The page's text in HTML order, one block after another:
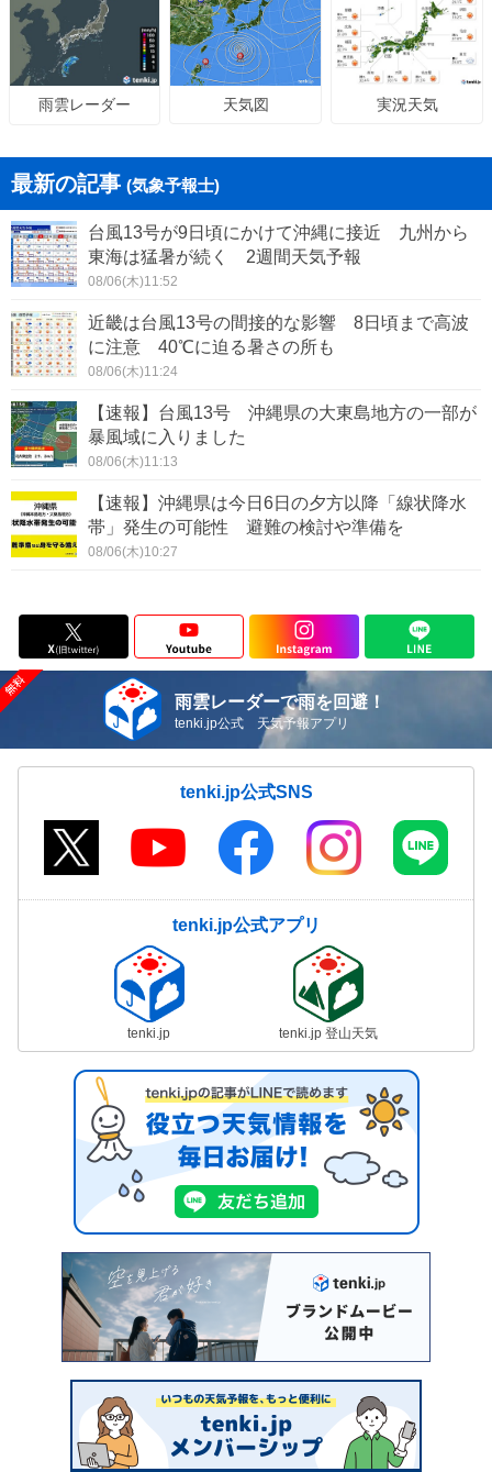
雨雲レーダー 天気図 実況天気
最新の記事 (気象予報士)
台風13号が9日頃にかけて沖縄に接近 九州から
東海は猛暑が続く 2週間天気予報
08/06(木)11:52
近畿は台風13号の間接的な影響 8日頃まで高波
に注意 40℃に迫る暑さの所も
08/06(木)11:24
【速報】台風13号 沖縄県の大東島地方の一部が
暴風域に入りました
08/06(木)11:13
【速報】沖縄県は今日6日の夕方以降「線状降水
帯」発生の可能性 避難の検討や準備を
08/06(木)10:27
雨雲レーダーで雨を回避！
tenki.jp公式 天気予報アプリ
tenki.jp公式SNS
tenki.jp公式アプリ
tenki.jp tenki.jp 登山天気